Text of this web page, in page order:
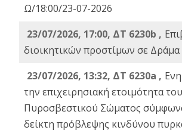
Ω/18:00/23-07-2026
23/07/2026, 17:00, ΔΤ 6230b ,
διοικητικών προστίμων σε Δράμα
23/07/2026, 13:32, ΔΤ 6230a ,
την επιχειρησιακή ετοιμότητα του
Πυροσβεστικού Σώματος
δείκτη πρόβλεψης κινδύνου